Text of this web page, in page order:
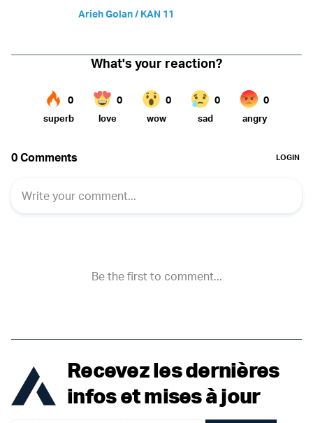
Arieh Golan / KAN 11
Recevez les dernières
infos et mises à jour